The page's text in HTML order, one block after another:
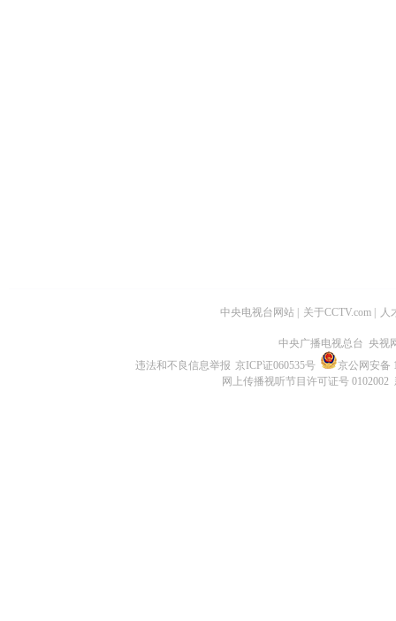
中央电视台网站 关于CCTV.com 人
中央广播电视总台 央视
违法和不良信息举报 京ICP证060535号
京公网安备
网上传播视听节目许可证号 0102002